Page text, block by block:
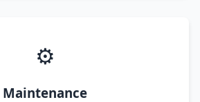
⚙️
Maintenance